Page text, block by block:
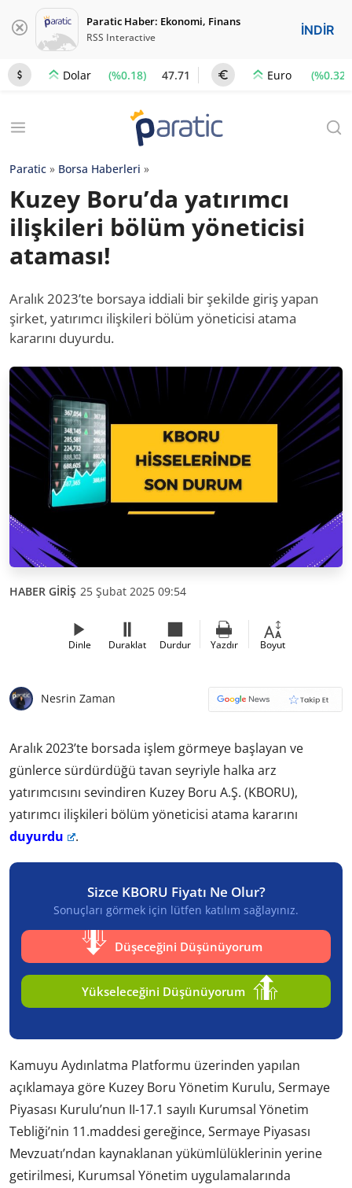
Paratic Haber: Ekonomi, Finans
RSS Interactive İNDİR
Dolar (%0.18) 47.71 Euro (%0.32)
Paratic » Borsa Haberleri »
Kuzey Boru’da yatırımcı
ilişkileri bölüm yöneticisi
ataması!
Aralık 2023’te borsaya iddiali bir şekilde giriş yapan
şirket, yatırımcı ilişkileri bölüm yöneticisi atama
kararını duyurdu.
HABER GİRİŞ 25 Şubat 2025 09:54
Dinle Duraklat Durdur Yazdır Boyut
Nesrin Zaman
Aralık 2023’te borsada işlem görmeye başlayan ve
günlerce sürdürdüğü tavan seyriyle halka arz
yatırımcısını sevindiren Kuzey Boru A.Ş. (KBORU),
yatırımcı ilişkileri bölüm yöneticisi atama kararını
duyurdu
.
Sizce KBORU Fiyatı Ne Olur?
Sonuçları görmek için lütfen katılım sağlayınız.
Düşeceğini Düşünüyorum
Yükseleceğini Düşünüyorum
Kamuyu Aydınlatma Platformu üzerinden yapılan
açıklamaya göre Kuzey Boru Yönetim Kurulu, Sermaye
Piyasası Kurulu’nun II-17.1 sayılı Kurumsal Yönetim
Tebliği’nin 11.maddesi gereğince, Sermaye Piyasası
Mevzuatı’ndan kaynaklanan yükümlülüklerinin yerine
getirilmesi, Kurumsal Yönetim uygulamalarında